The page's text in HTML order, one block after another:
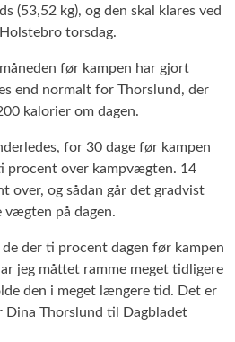
(53,52 kg), og den skal klares ved
torsdag.
før kampen har gjort
end normalt for Thorslund, der
kalorier om dagen.
for 30 dage før kampen
procent over kampvægten. 14
over, og sådan går det gradvist
vægten på dagen.
der ti procent dagen før kampen
jeg måttet ramme meget tidligere
den i meget længere tid. Det er
Thorslund til Dagbladet